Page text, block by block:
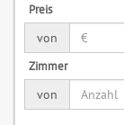
Preis
von
Zimmer
von